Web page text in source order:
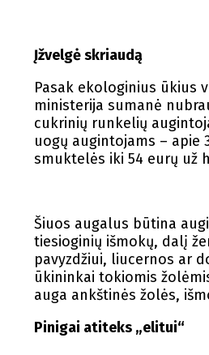
Įžvelgė skriaudą
Pasak ekologinius ūkius
ministerija sumanė
cukrinių runkelių
uogų augintojams – apie
smuktelės iki 54 eurų už
Šiuos augalus būtina
tiesioginių išmokų, dalį
pavyzdžiui, liucernos ar
ūkininkai tokiomis
auga ankštinės žolės,
Pinigai atiteks „elitui“